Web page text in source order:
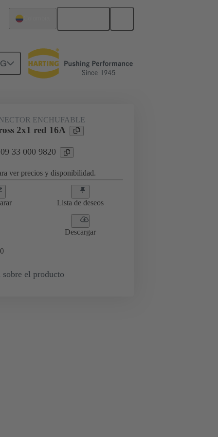
Han® ES Press 09 33 000 9820
ENCHUFABLE
2x1 red 16A
33 000 9820
ver precios y disponibilidad.
Lista de deseos
Descargar
0
sobre el producto